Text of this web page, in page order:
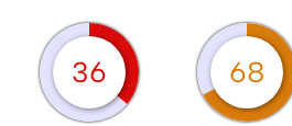
36 68